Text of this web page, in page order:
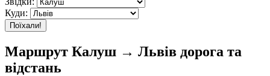
Куди:
Поїхали!
Маршрут Калуш → Львів дорога та
відстань